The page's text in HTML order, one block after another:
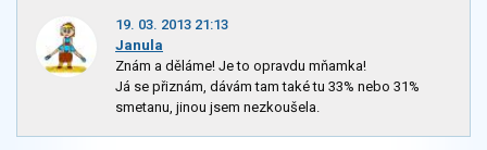
19. 03. 2013 21:13
Janula
Znám a děláme! Je to opravdu mňamka!
Já se přiznám, dávám tam také tu 33% nebo 31%
smetanu, jinou jsem nezkoušela.